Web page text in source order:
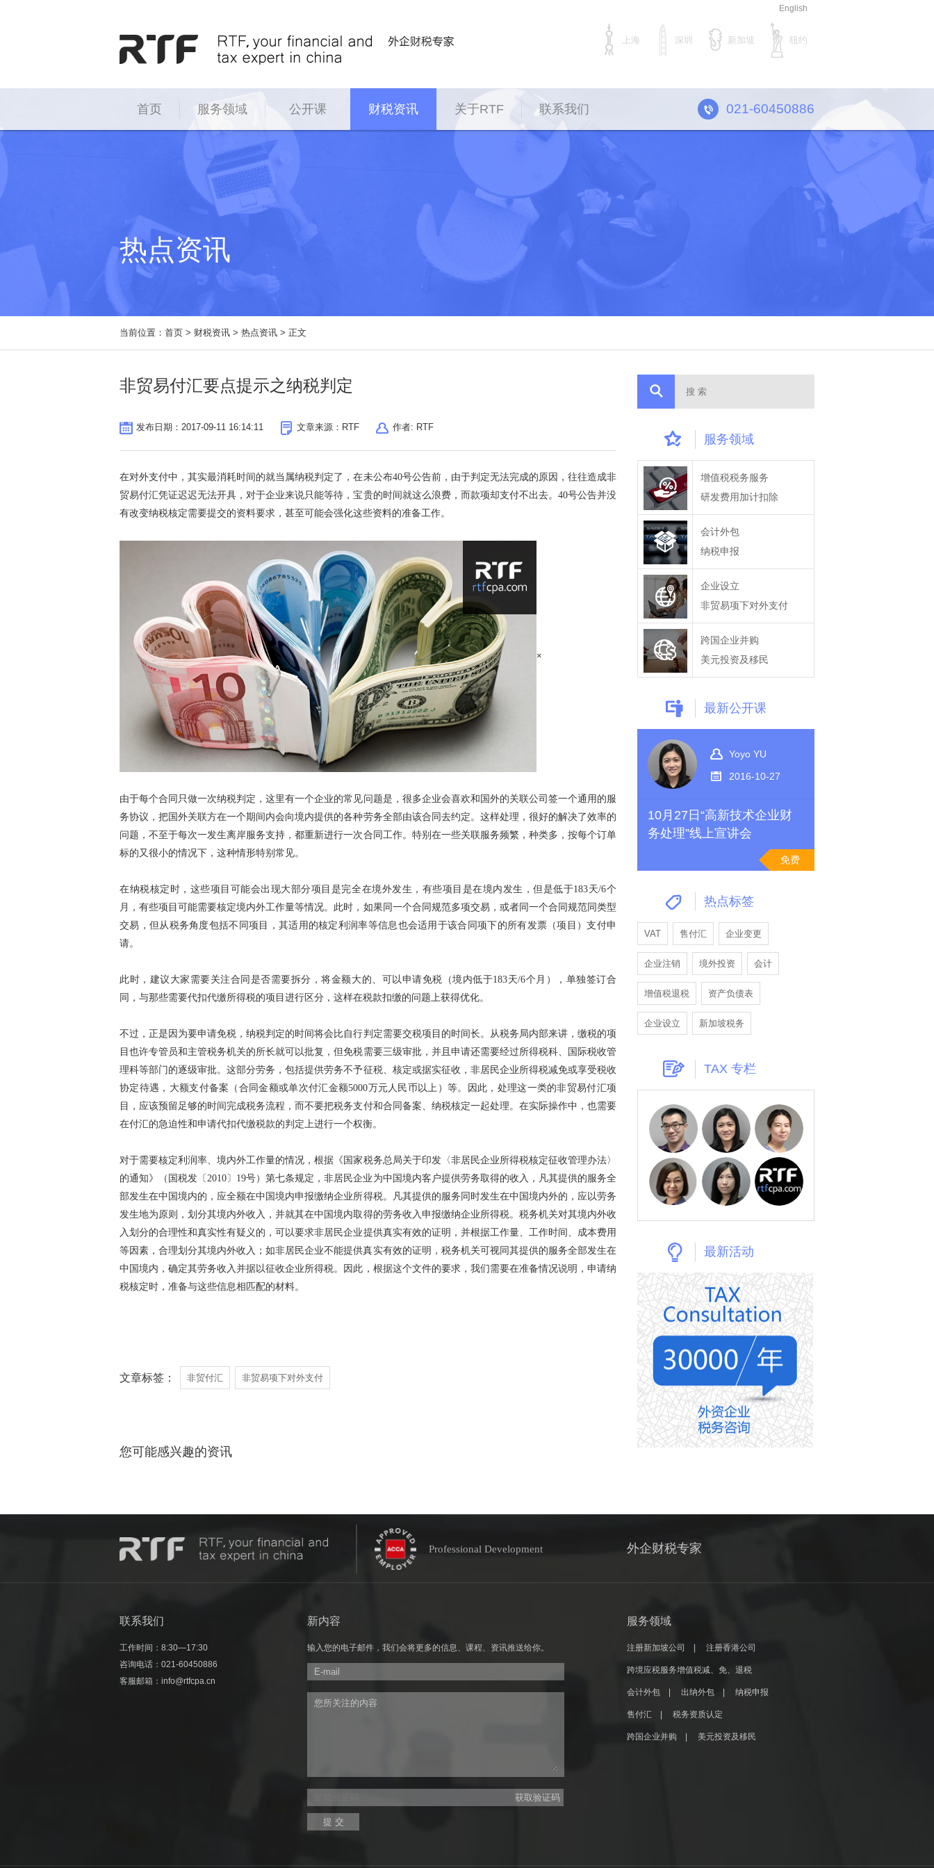
上海 深圳 新加坡 纽约
English
首页 服务领域 公开课 财税资讯 关于RTF 联系我们 021-60450886
税务服务
增值税税务服务
税收优惠
财政补贴
研发费用加计扣除
转让定价
非贸易项下对外支付
企业设立
跨境电商咨询
保健品行业咨询
上海奉贤产业
加入RTF
热点资讯
当前位置： 首页 > 财税资讯 > 热点资讯 > 正文
非贸易付汇要点提示之纳税判定
发布日期：2017-09-11 16:14:11 文章来源： RTF 作者: RTF
在对外支付中，其实最消耗时间的就当属纳税判定了，在未公布40号公告前，由于判定无法完成的原因，往往造成非
贸易付汇凭证迟迟无法开具，对于企业来说只能等待，宝贵的时间就这么浪费，而款项却支付不出去。40号公告并没
有改变纳税核定需要提交的资料要求，甚至可能会强化这些资料的准备工作。
×
由于每个合同只做一次纳税判定，这里有一个企业的常见问题是，很多企业会喜欢和国外的关联公司签一个通用的服
务协议，把国外关联方在一个期间内会向境内提供的各种劳务全部由该合同去约定。这样处理，很好的解决了效率的
问题，不至于每次一发生离岸服务支持，都重新进行一次合同工作。特别在一些关联服务频繁，种类多，按每个订单
标的又很小的情况下，这种情形特别常见。
在纳税核定时，这些项目可能会出现大部分项目是完全在境外发生，有些项目是在境内发生，但是低于183天/6个
月，有些项目可能需要核定境内外工作量等情况。此时，如果同一个合同规范多项交易，或者同一个合同规范同类型
交易，但从税务角度包括不同项目，其适用的核定利润率等信息也会适用于该合同项下的所有发票（项目）支付申
请。
此时，建议大家需要关注合同是否需要拆分，将金额大的、可以申请免税（境内低于183天/6个月），单独签订合
同，与那些需要代扣代缴所得税的项目进行区分，这样在税款扣缴的问题上获得优化。
不过，正是因为要申请免税，纳税判定的时间将会比自行判定需要交税项目的时间长。从税务局内部来讲，缴税的项
目也许专管员和主管税务机关的所长就可以批复，但免税需要三级审批，并且申请还需要经过所得税科、国际税收管
理科等部门的逐级审批。这部分劳务，包括提供劳务不予征税、核定或据实征收，非居民企业所得税减免或享受税收
协定待遇，大额支付备案（合同金额或单次付汇金额5000万元人民币以上）等。因此，处理这一类的非贸易付汇项
目，应该预留足够的时间完成税务流程，而不要把税务支付和合同备案、纳税核定一起处理。在实际操作中，也需要
在付汇的急迫性和申请代扣代缴税款的判定上进行一个权衡。
对于需要核定利润率、境内外工作量的情况，根据《国家税务总局关于印发〈非居民企业所得税核定征收管理办法〉
的通知》（国税发〔2010〕19号）第七条规定，非居民企业为中国境内客户提供劳务取得的收入，凡其提供的服务全
部发生在中国境内的，应全额在中国境内申报缴纳企业所得税。凡其提供的服务同时发生在中国境内外的，应以劳务
发生地为原则，划分其境内外收入，并就其在中国境内取得的劳务收入申报缴纳企业所得税。税务机关对其境内外收
入划分的合理性和真实性有疑义的，可以要求非居民企业提供真实有效的证明，并根据工作量、工作时间、成本费用
等因素，合理划分其境内外收入；如非居民企业不能提供真实有效的证明，税务机关可视同其提供的服务全部发生在
中国境内，确定其劳务收入并据以征收企业所得税。因此，根据这个文件的要求，我们需要在准备情况说明，申请纳
税核定时，准备与这些信息相匹配的材料。
文章标签： 非贸付汇 非贸易项下对外支付
您可能感兴趣的资讯
服务领域
增值税税务服务
研发费用加计扣除
会计外包
纳税申报
企业设立
非贸易项下对外支付
跨国企业并购
美元投资及移民
最新公开课
Yoyo YU
2016-10-27
10月27日“高新技术企业财
务处理”线上宣讲会
免费
热点标签
VAT 售付汇 企业变更
企业注销 境外投资 会计
增值税退税 资产负债表
企业设立 新加坡税务
TAX 专栏
最新活动
Professional Development 外企财税专家
联系我们
工作时间：8:30—17:30
咨询电话： 021-60450886
客服邮箱：info@rtfcpa.cn
新内容
输入您的电子邮件，我们会将更多的信息、课程、资讯推送给你。
获取验证码
服务领域
注册新加坡公司 注册香港公司
跨境应税服务增值税减、免、退税
会计外包 出纳外包 纳税申报
售付汇 税务资质认定
跨国企业并购 美元投资及移民